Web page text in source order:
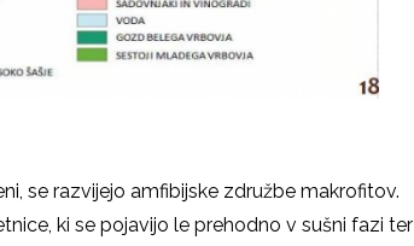
se razvijejo amfibijske združbe makrofitov.
ki se pojavijo le prehodno v sušni fazi ter